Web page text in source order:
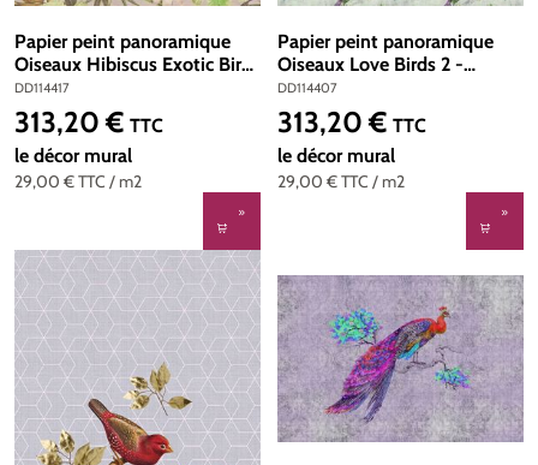
Papier peint panoramique
Oiseaux Hibiscus Exotic Birds
2 - Référence DD114417 -
Intissé 200g/m2 - Standard
400 x 270
DD114417
29,00 €TTC / m2
Prix régulier :
313,20 € TTC
le décor mural
Papier peint panoramique
Oiseaux Love Birds 2 -
Référence DD114407 -
Intissé 200g/m2 - Standard
400 x 270
DD114407
29,00 €TTC / m2
Prix régulier :
313,20 € TTC
le décor mural